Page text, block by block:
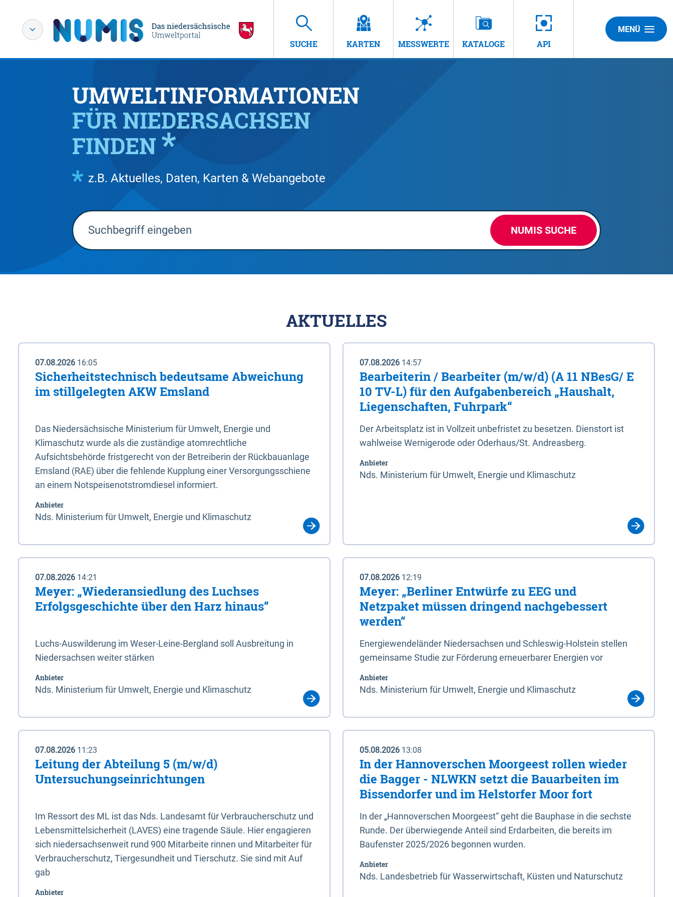
SUCHE KARTEN MESSWERTE KATALOGE API
MENÜ
UMWELTINFORMATIONEN
FÜR NIEDERSACHSEN
FINDEN
z.B. Aktuelles, Daten, Karten & Webangebote
NUMIS SUCHE
AKTUELLES
07.08.2026 16:05
Sicherheitstechnisch bedeutsame Abweichung
im stillgelegten AKW Emsland
Das Niedersächsische Ministerium für Umwelt, Energie und
Klimaschutz wurde als die zuständige atomrechtliche
Aufsichtsbehörde fristgerecht von der Betreiberin der Rückbauanlage
Emsland (RAE) über die fehlende Kupplung einer Versorgungsschiene
an einem Notspeisenotstromdiesel informiert.
Anbieter
Nds. Ministerium für Umwelt, Energie und Klimaschutz
07.08.2026 14:57
Bearbeiterin / Bearbeiter (m/w/d) (A 11 NBesG/ E
10 TV-L) für den Aufgabenbereich „Haushalt,
Liegenschaften, Fuhrpark“
Der Arbeitsplatz ist in Vollzeit unbefristet zu besetzen. Dienstort ist
wahlweise Wernigerode oder Oderhaus/St. Andreasberg.
Anbieter
Nds. Ministerium für Umwelt, Energie und Klimaschutz
07.08.2026 14:21
Meyer: „Wiederansiedlung des Luchses
Erfolgsgeschichte über den Harz hinaus“
Luchs-Auswilderung im Weser-Leine-Bergland soll Ausbreitung in
Niedersachsen weiter stärken
Anbieter
Nds. Ministerium für Umwelt, Energie und Klimaschutz
07.08.2026 12:19
Meyer: „Berliner Entwürfe zu EEG und
Netzpaket müssen dringend nachgebessert
werden“
Energiewendeländer Niedersachsen und Schleswig-Holstein stellen
gemeinsame Studie zur Förderung erneuerbarer Energien vor
Anbieter
Nds. Ministerium für Umwelt, Energie und Klimaschutz
07.08.2026 11:23
Leitung der Abteilung 5 (m/w/d)
Untersuchungseinrichtungen
Im Ressort des ML ist das Nds. Landesamt für Verbraucherschutz und
Lebensmittelsicherheit (LAVES) eine tragende Säule. Hier engagieren
sich niedersachsenweit rund 900 Mitarbeite rinnen und Mitarbeiter für
Verbraucherschutz, Tiergesundheit und Tierschutz. Sie sind mit Auf
gab
Anbieter
05.08.2026 13:08
In der Hannoverschen Moorgeest rollen wieder
die Bagger - NLWKN setzt die Bauarbeiten im
Bissendorfer und im Helstorfer Moor fort
In der „Hannoverschen Moorgeest“ geht die Bauphase in die sechste
Runde. Der überwiegende Anteil sind Erdarbeiten, die bereits im
Baufenster 2025/2026 begonnen wurden.
Anbieter
Nds. Landesbetrieb für Wasserwirtschaft, Küsten und Naturschutz